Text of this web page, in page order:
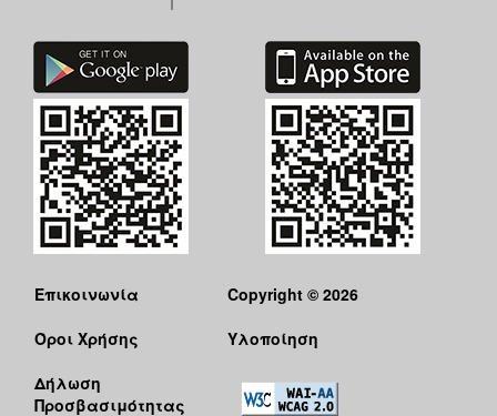
Επικοινωνία
Όροι Χρήσης
Δήλωση
Προσβασιμότητας
Copyright © 2026
Υλοποίηση